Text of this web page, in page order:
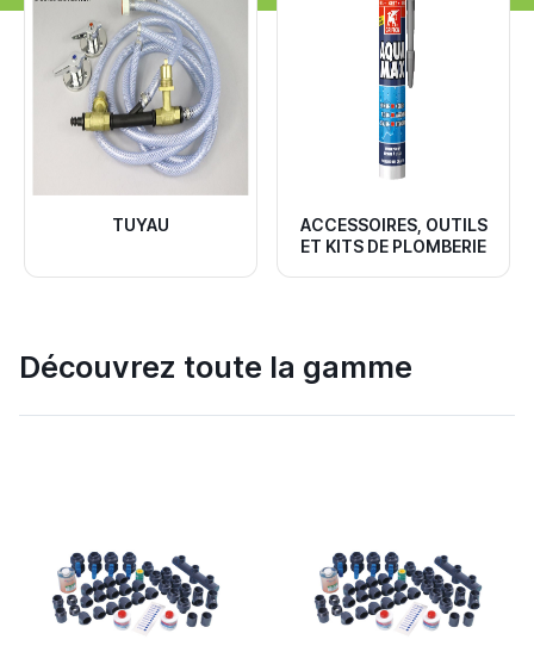
TUYAU
ACCESSOIRES, OUTILS
ET KITS DE PLOMBERIE
Découvrez toute la gamme